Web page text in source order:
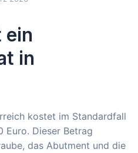
ein
in
kostet im Standardfall
Euro. Dieser Betrag
das Abutment und die